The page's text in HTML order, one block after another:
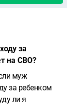
за
на СВО?
муж
за ребенком
ли я